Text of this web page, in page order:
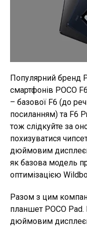
Популярний бренд
смартфонів POCO
– базової F6 (до
посиланням) та F6
тож слідкуйте за
похизуватися
дюймовим
як базова модель
оптимізацією
Разом з цим
планшет POCO
дюймовим